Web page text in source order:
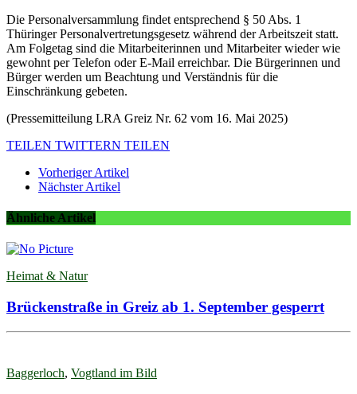
Die Personalversammlung findet entsprechend § 50 Abs. 1
Thüringer Personalvertretungsgesetz während der Arbeitszeit statt.
Am Folgetag sind die Mitarbeiterinnen und Mitarbeiter wieder wie
gewohnt per Telefon oder E-Mail erreichbar. Die Bürgerinnen und
Bürger werden um Beachtung und Verständnis für die
Einschränkung gebeten.
(Pressemitteilung LRA Greiz Nr. 62 vom 16. Mai 2025)
TEILEN TWITTERN TEILEN
Vorheriger Artikel
Nächster Artikel
Ähnliche Artikel
Heimat & Natur
Brückenstraße in Greiz ab 1. September gesperrt
Baggerloch, Vogtland im Bild